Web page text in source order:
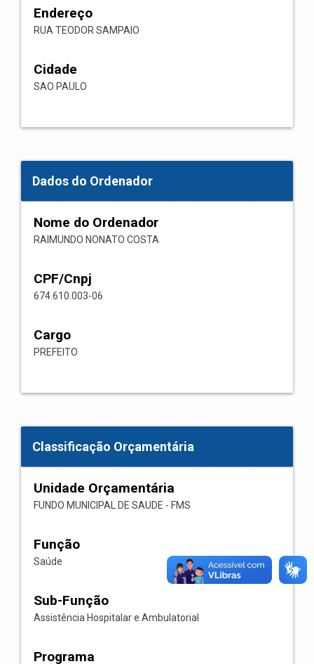
Endereço
RUA TEODOR SAMPAIO
Cidade
SAO PAULO
Dados do Ordenador
Nome do Ordenador
RAIMUNDO NONATO COSTA
CPF/Cnpj
674.610.003-06
Cargo
PREFEITO
Classificação Orçamentária
Unidade Orçamentária
FUNDO MUNICIPAL DE SAUDE - FMS
Função
Saúde
Sub-Função
Assistência Hospitalar e Ambulatorial
Programa